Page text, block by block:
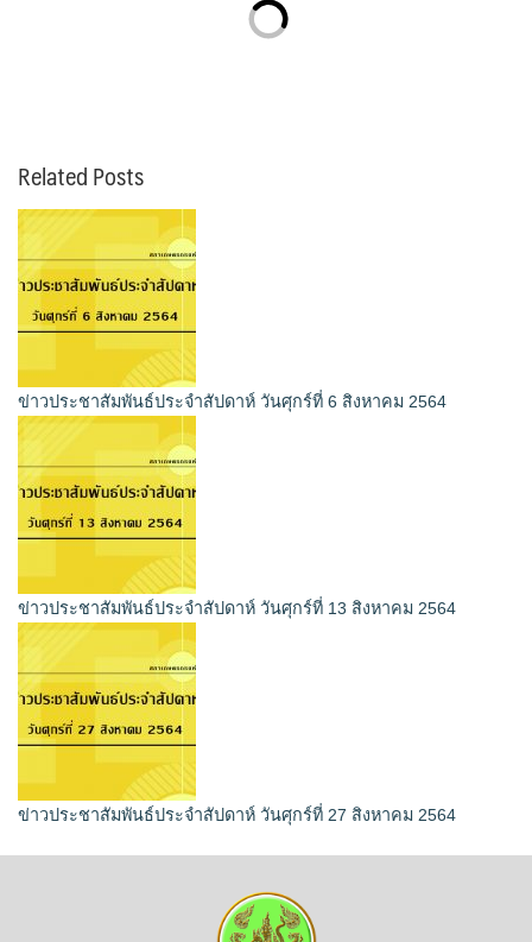
Related Posts
ข่าวประชาสัมพันธ์ประจำสัปดาห์ วันศุกร์ที่ 6 สิงหาคม 2564
ข่าวประชาสัมพันธ์ประจำสัปดาห์ วันศุกร์ที่ 13 สิงหาคม 2564
ข่าวประชาสัมพันธ์ประจำสัปดาห์ วันศุกร์ที่ 27 สิงหาคม 2564